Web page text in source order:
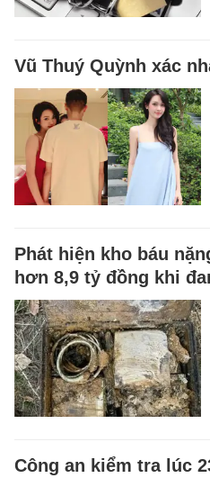
Vũ Thuý Quỳnh xác
Phát hiện kho báu
hơn 8,9 tỷ đồng khi
Công an kiểm tra lúc